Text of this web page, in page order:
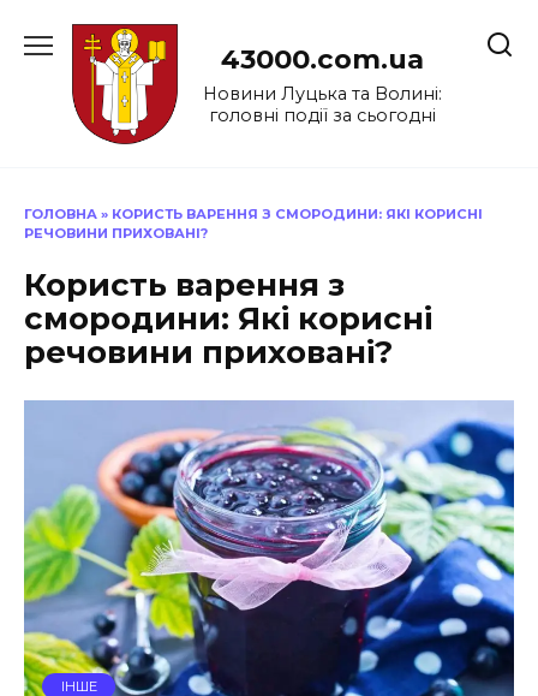
до
43000.com.ua
Новини Луцька та Волині:
головні події за сьогодні
ГОЛОВНА » КОРИСТЬ ВАРЕННЯ З СМОРОДИНИ: ЯКІ КОРИСНІ
РЕЧОВИНИ ПРИХОВАНІ?
Користь варення з
смородини: Які корисні
речовини приховані?
ІНШЕ